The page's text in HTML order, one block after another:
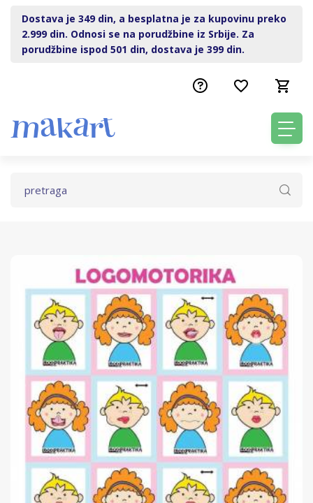
Dostava je 349 din, a besplatna je za kupovinu preko
2.999 din. Odnosi se na porudžbine iz Srbije. Za
porudžbine ispod 501 din, dostava je 399 din.